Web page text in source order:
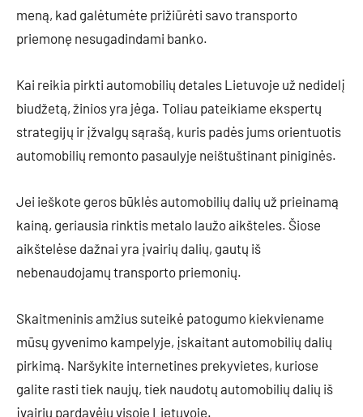
meną, kad galėtumėte prižiūrėti savo transporto
priemonę nesugadindami banko.
Kai reikia pirkti automobilių detales Lietuvoje už nedidelį
biudžetą, žinios yra jėga. Toliau pateikiame ekspertų
strategijų ir įžvalgų sąrašą, kuris padės jums orientuotis
automobilių remonto pasaulyje neištuštinant piniginės.
Jei ieškote geros būklės automobilių dalių už prieinamą
kainą, geriausia rinktis metalo laužo aikšteles. Šiose
aikštelėse dažnai yra įvairių dalių, gautų iš
nebenaudojamų transporto priemonių.
Skaitmeninis amžius suteikė patogumo kiekviename
mūsų gyvenimo kampelyje, įskaitant automobilių dalių
pirkimą. Naršykite internetines prekyvietes, kuriose
galite rasti tiek naujų, tiek naudotų automobilių dalių iš
įvairių pardavėjų visoje Lietuvoje.